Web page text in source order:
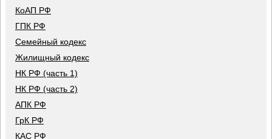
КоАП РФ
ГПК РФ
Семейный кодекс
Жилищный кодекс
НК РФ (часть 1)
НК РФ (часть 2)
АПК РФ
ГрК РФ
КАС РФ